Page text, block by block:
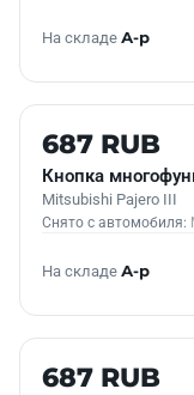
На складе А-р
Б/У В НАЛИЧИИ
687 RUB
Кнопка
Mitsubishi Pajero III
Снято с автомобиля:
На складе А-р
Б/У В НАЛИЧИИ
687 RUB